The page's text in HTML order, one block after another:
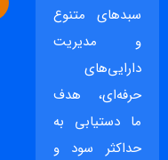
سبدهای متنوع
و مدیریت
دارایی‌های
حرفه‌ای، هدف
ما دستیابی به
حداکثر سود و